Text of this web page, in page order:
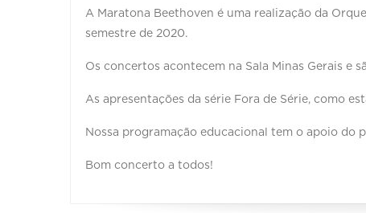
A Maratona Beethoven é uma realização da
semestre de 2020.
Os concertos acontecem na Sala Minas Gerais e
As apresentações da série Fora de Série, como
Nossa programação educacional tem o apoio do
Bom concerto a todos!